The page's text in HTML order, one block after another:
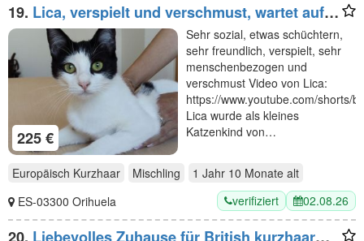
19. Lica, verspielt und verschmust, wartet auf
einen Kuschelplatz
225 €
Sehr sozial, etwas schüchtern,
sehr freundlich, verspielt, sehr
menschenbezogen und
verschmust Video von Lica:
https://www.youtube.com/shorts/
Lica wurde als kleines
Katzenkind von…
Europäisch Kurzhaar Mischling 1 Jahr 10 Monate alt
ES-03300 Orihuela
verifiziert 02.08.26